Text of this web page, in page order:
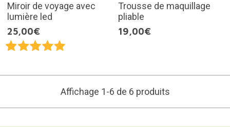
Miroir de voyage avec
lumière led
25,00€
Trousse de maquillage
pliable
19,00€
Affichage 1-6 de 6 produits